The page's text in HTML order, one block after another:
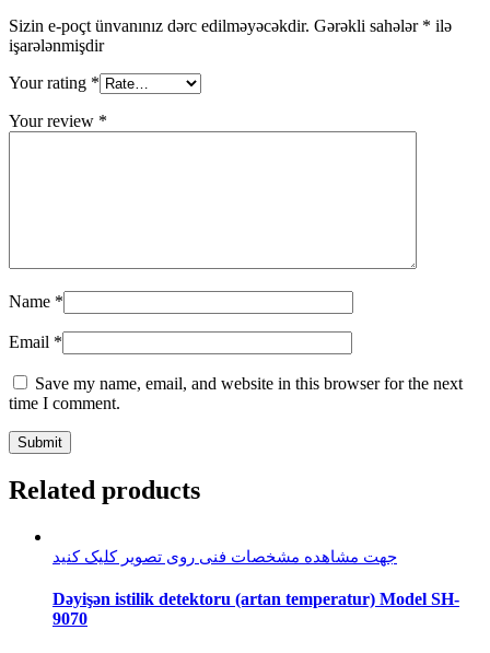
Sizin e-poçt ünvanınız dərc edilməyəcəkdir. Gərəkli sahələr * ilə
işarələnmişdir
Your rating *
Your review *
Name *
Email *
Save my name, email, and website in this browser for the next
time I comment.
Related products
جهت مشاهده مشخصات فنی روی تصویر کلیک کنید
Dəyişən istilik detektoru (artan temperatur) Model SH-
9070